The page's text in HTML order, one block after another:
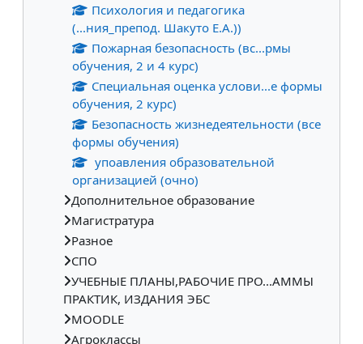
Психология и педагогика
(...ния_препод. Шакуто Е.А.))
Пожарная безопасность (вс...рмы
обучения, 2 и 4 курс)
Специальная оценка услови...е формы
обучения, 2 курс)
Безопасность жизнедеятельности (все
формы обучения)
упоавления образовательной
организацией (очно)
Дополнительное образование
Магистратура
Разное
СПО
УЧЕБНЫЕ ПЛАНЫ,РАБОЧИЕ ПРО...АММЫ
ПРАКТИК, ИЗДАНИЯ ЭБС
MOODLE
Агроклассы